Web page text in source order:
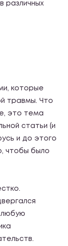
различных
которые
травмы. Что
это тема
статьи (и
и до этого
чтобы было
любую